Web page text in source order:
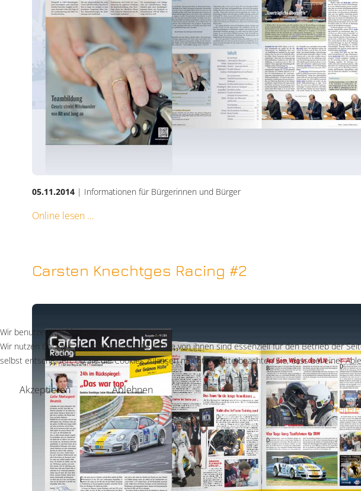
05.11.2014 | Informationen für Bürgerinnen und Bürger
Online lesen
Carsten Knechtges Racing #2
Wir benutzen Cookies
Wir nutzen Cookies auf unserer Website. Einige von ihnen sind essenziell für den Betrieb der
selbst entscheiden, ob Sie die Cookies zulassen möchten. Bitte beachten Sie, dass bei einer
Akzeptieren Ablehnen